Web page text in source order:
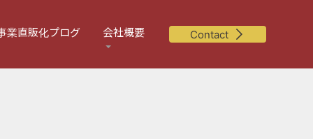
業直販化プログ 会社概要 Contact